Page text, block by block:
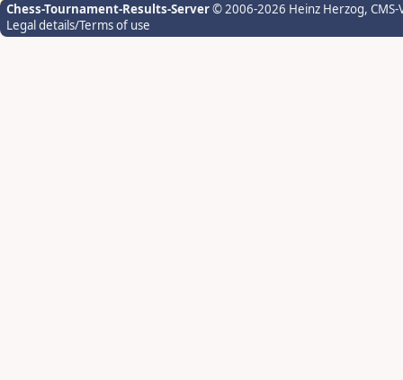
Chess-Tournament-Results-Server© 2006-2026 Heinz Herzog,
Legal details/Terms of use